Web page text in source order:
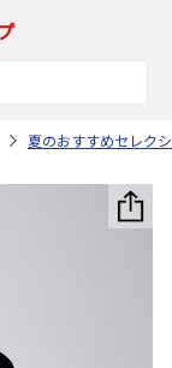
夏のおすすめセレク